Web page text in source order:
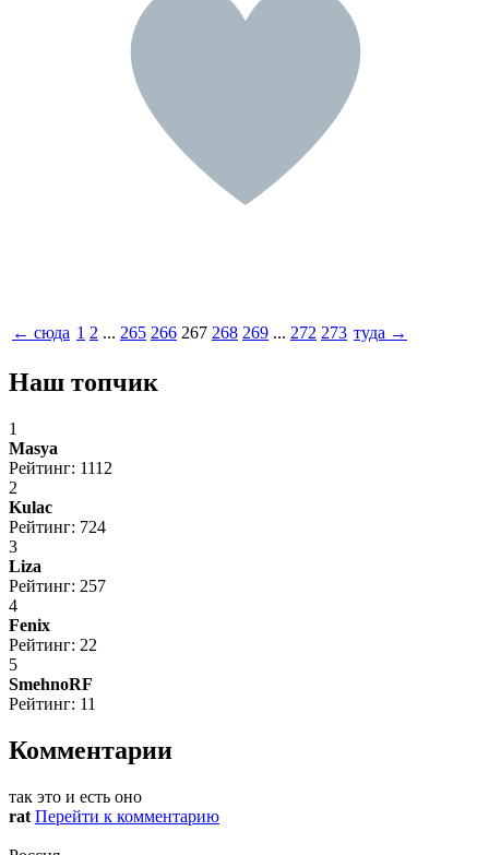
← сюда 1 2 ... 265 266 267 268 269 ... 272 273 туда →
Наш топчик
1
Masya
Рейтинг: 1112
2
Kulac
Рейтинг: 724
3
Liza
Рейтинг: 257
4
Fenix
Рейтинг: 22
5
SmehnoRF
Рейтинг: 11
Комментарии
так это и есть оно
rat Перейти к комментарию